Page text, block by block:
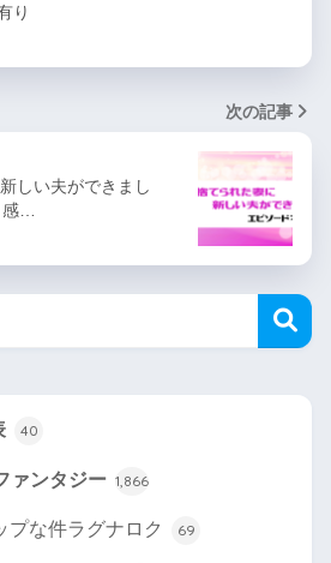
り
次の記事
しい夫ができまし
…
40
ァンタジー 1,866
プな件ラグナロク 69